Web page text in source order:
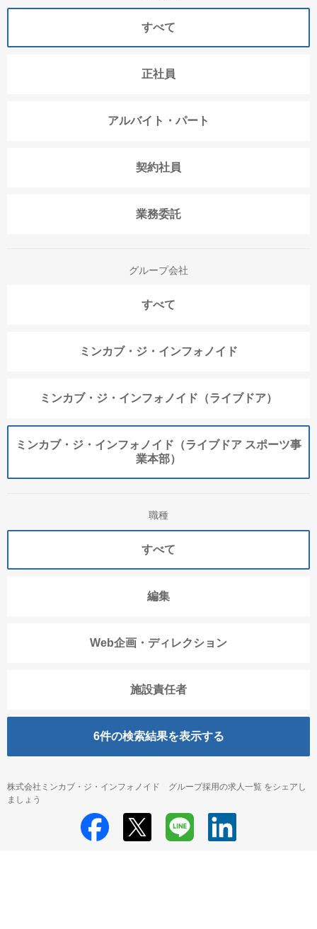
すべて
正社員
アルバイト・パート
契約社員
業務委託
グループ会社
すべて
ミンカブ・ジ・インフォノイド
ミンカブ・ジ・インフォノイド（ライブドア）
ミンカブ・ジ・インフォノイド（ライブドア スポーツ事
業本部）
職種
すべて
編集
Web企画・ディレクション
施設責任者
6件の検索結果を表示する
株式会社ミンカブ・ジ・インフォノイド グループ採用の求人一覧 をシェアし
ましょう